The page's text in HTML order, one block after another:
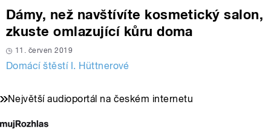
Dámy, než navštívíte kosmetický salon,
zkuste omlazující kůru doma
11. červen 2019
Domácí štěstí I. Hüttnerové
Největší audioportál na českém internetu